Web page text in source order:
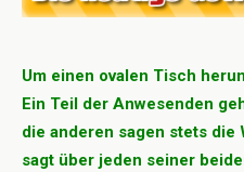
Um einen ovalen Tisch
Ein Teil der Anwesenden
die anderen sagen stets die
sagt über jeden seiner